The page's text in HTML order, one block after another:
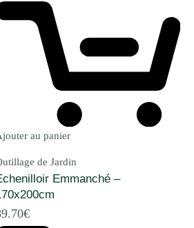
au panier
de Jardin
Emmanché –
€